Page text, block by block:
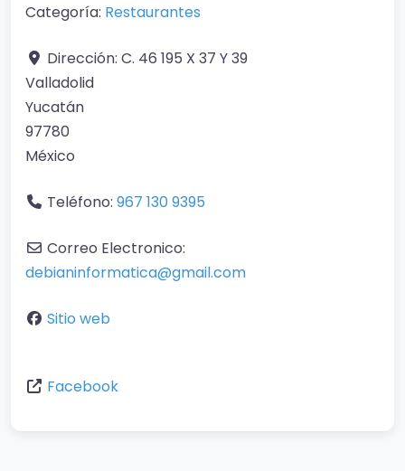
Categoría: Restaurantes
Dirección: C. 46 195 X 37 Y 39
Valladolid
Yucatán
97780
México
Teléfono: 967 130 9395
Correo Electronico:
debianinformatica@gmail.com
Sitio web
Facebook